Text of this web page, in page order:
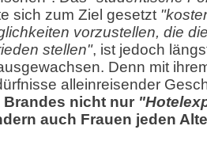
sich zum Ziel gesetzt
vorzustellen, die
stellen", ist jedoch
Denn mit
alleinreisender
Brandes nicht nur
auch Frauen jeden